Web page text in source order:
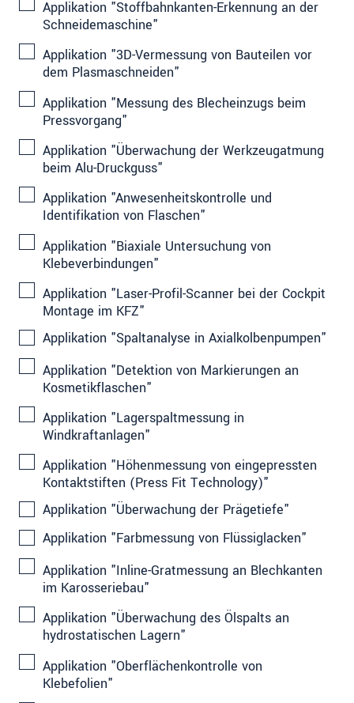
Applikation "Stoffbahnkanten-Erkennung an der
Schneidemaschine"
Applikation "3D-Vermessung von Bauteilen vor
dem Plasmaschneiden"
Applikation "Messung des Blecheinzugs beim
Pressvorgang"
Applikation "Überwachung der Werkzeugatmung
beim Alu-Druckguss"
Applikation "Anwesenheitskontrolle und
Identifikation von Flaschen"
Applikation "Biaxiale Untersuchung von
Klebeverbindungen"
Applikation "Laser-Profil-Scanner bei der Cockpit
Montage im KFZ"
Applikation "Spaltanalyse in Axialkolbenpumpen"
Applikation "Detektion von Markierungen an
Kosmetikflaschen"
Applikation "Lagerspaltmessung in
Windkraftanlagen"
Applikation "Höhenmessung von eingepressten
Kontaktstiften (Press Fit Technology)"
Applikation "Überwachung der Prägetiefe"
Applikation "Farbmessung von Flüssiglacken"
Applikation "Inline-Gratmessung an Blechkanten
im Karosseriebau"
Applikation "Überwachung des Ölspalts an
hydrostatischen Lagern"
Applikation "Oberflächenkontrolle von
Klebefolien"